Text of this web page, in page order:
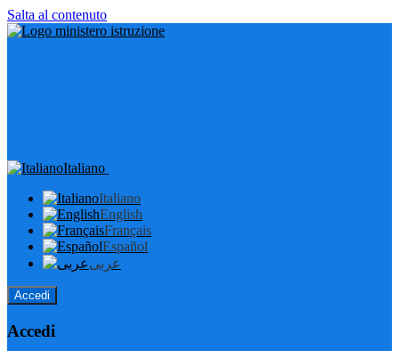
Salta al contenuto
Italiano
Italiano
English
Français
Español
عربى
Accedi
Accedi